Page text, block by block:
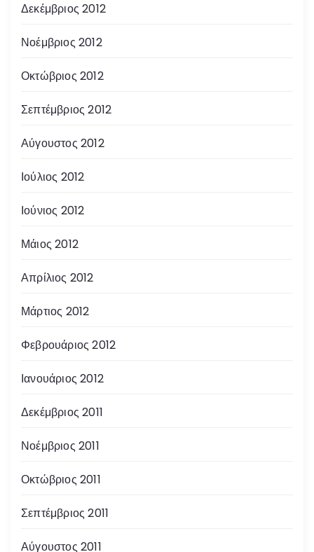
Δεκέμβριος 2012
Νοέμβριος 2012
Οκτώβριος 2012
Σεπτέμβριος 2012
Αύγουστος 2012
Ιούλιος 2012
Ιούνιος 2012
Μάιος 2012
Απρίλιος 2012
Μάρτιος 2012
Φεβρουάριος 2012
Ιανουάριος 2012
Δεκέμβριος 2011
Νοέμβριος 2011
Οκτώβριος 2011
Σεπτέμβριος 2011
Αύγουστος 2011